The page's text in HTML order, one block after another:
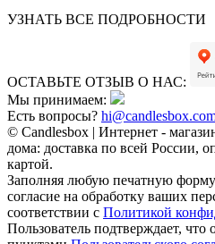
УЗНАТЬ ВСЕ ПОДРОБНОСТИ
ОСТАВЬТЕ ОТЗЫВ О НАС:
Мы принимаем:
Есть вопросы?
© Candlesbox | Интернет -
дома: доставка по всей России,
картой.
Заполняя любую печатную
согласие на обработку ваших
соответствии с Политикой
Пользователь подтверждает, что